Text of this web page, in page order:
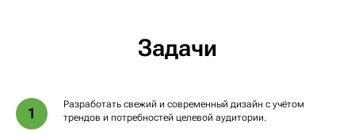
Задачи
1
Разработать свежий и современный дизайн с учётом
трендов и потребностей целевой аудитории.